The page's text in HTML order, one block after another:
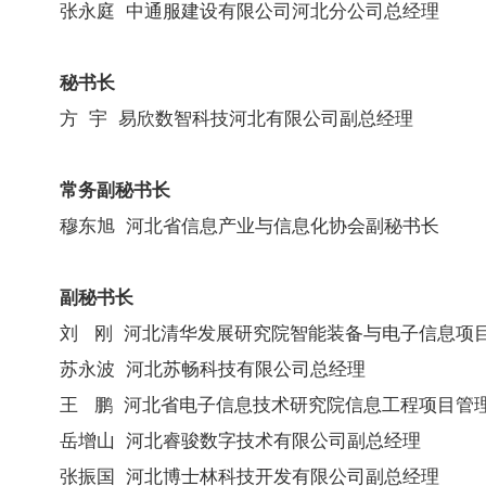
张永庭 中通服建设有限公司河北分公司总经理
秘书长
方 宇 易欣数智科技河北有限公司副总经理
常务副秘书长
穆东旭 河北省信息产业与信息化协会副秘书长
副秘书长
刘 刚 河北清华发展研究院智能装备与电子信息项
苏永波 河北苏畅科技有限公司总经理
王 鹏 河北省电子信息技术研究院信息工程项目管
岳增山 河北睿骏数字技术有限公司副总经理
张振国 河北博士林科技开发有限公司副总经理